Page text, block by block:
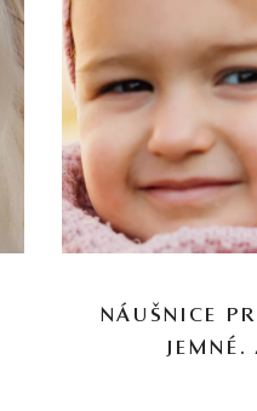
NÁUŠNICE
JEMNÉ.